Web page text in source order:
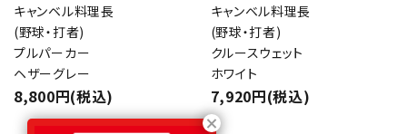
キャンベル料理長
(野球・打者)
プルパーカー
ヘザーグレー
8,800円(税込)
キャンベル料理長
(野球・打者)
クルースウェット
ホワイト
7,920円(税込)